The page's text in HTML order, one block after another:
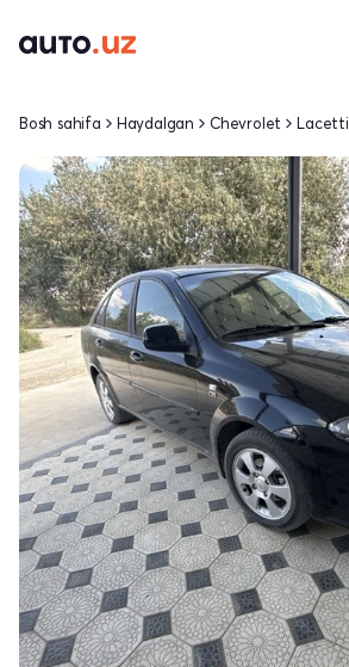
Bosh sahifa Haydalgan Chevrolet Lacetti